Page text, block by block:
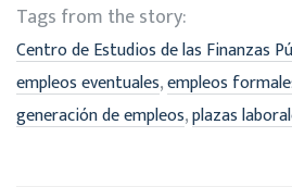
Tags from the story:
Centro de Estudios de las Finanzas
empleos eventuales,empleos
generación de empleos,plazas